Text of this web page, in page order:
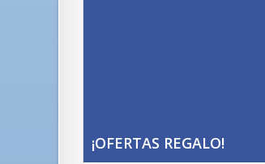
¡OFERTAS REGALO!